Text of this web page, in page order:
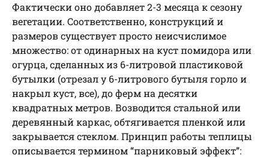
Фактически оно добавляет 2-3 месяца к сезону
вегетации. Соответственно, конструкций и
размеров существует просто неисчислимое
множество: от одинарных на куст помидора или
огурца, сделанных из 6-литровой пластиковой
бутылки (отрезал у 6-литрового бутыля горло и
накрыл куст, все), до ферм на десятки
квадратных метров. Возводится стальной или
деревянный каркас, обтягивается пленкой или
закрывается стеклом. Принцип работы теплицы
описывается термином “парниковый эффект”: